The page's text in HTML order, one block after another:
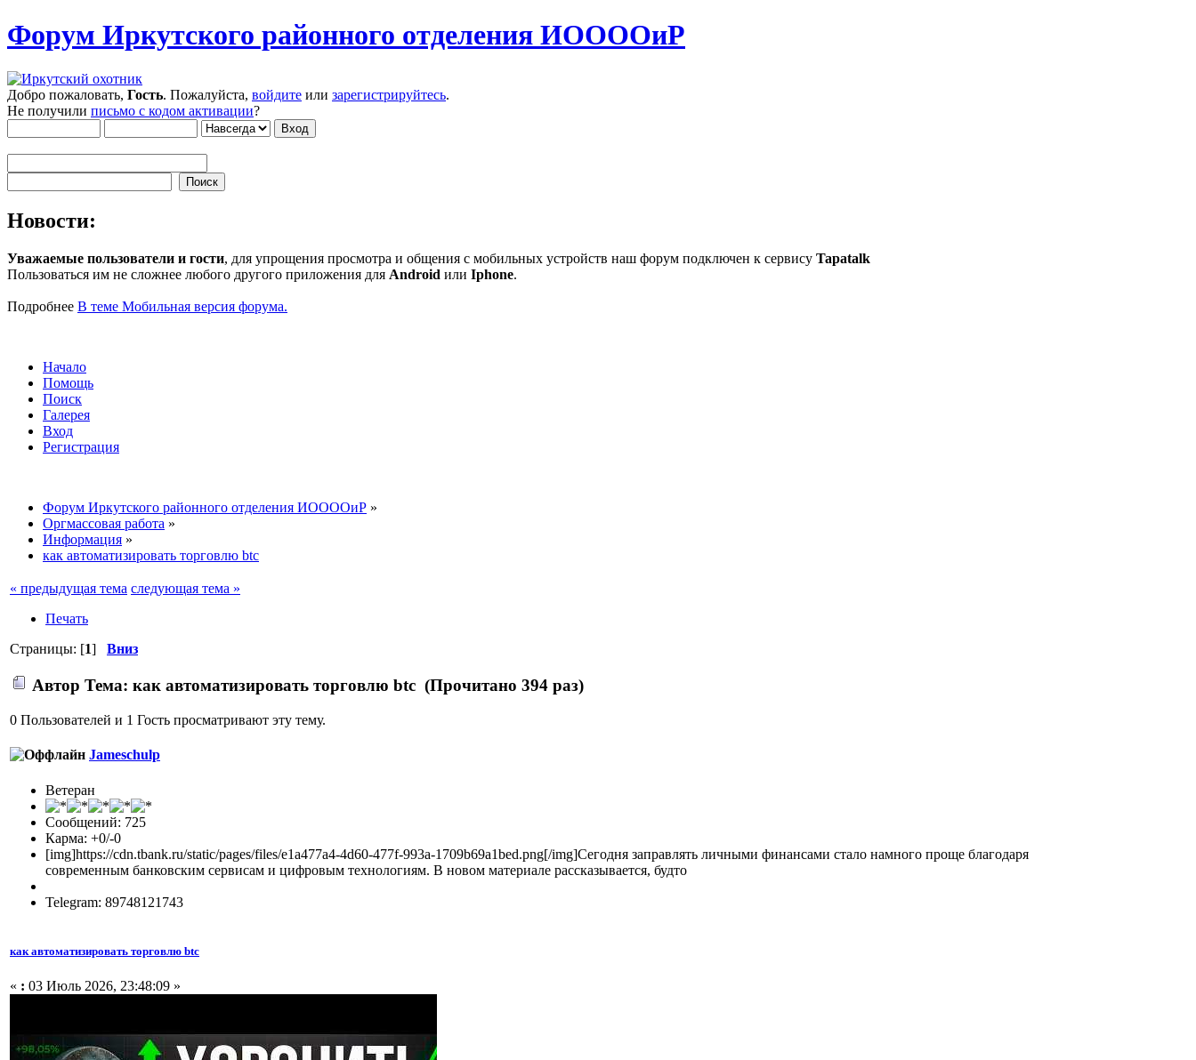
Форум Иркутского районного отделения ИООООиР
Добро пожаловать, Гость. Пожалуйста, войдите или зарегистрируйтесь.
Не получили письмо с кодом активации?
Новости:
Уважаемые пользователи и гости, для упрощения просмотра и общения с мобильных устройств наш форум подключен к сервису Tapatalk
Пользоваться им не сложнее любого другого приложения для Android или Iphone.
Подробнее В теме Мобильная версия форума.
Начало
Помощь
Поиск
Галерея
Вход
Регистрация
Форум Иркутского районного отделения ИООООиР »
Оргмассовая работа »
Информация »
как автоматизировать торговлю btc
« предыдущая тема следующая тема »
Печать
Страницы: [1] Вниз
Автор Тема: как автоматизировать торговлю btc (Прочитано 394 раз)
0 Пользователей и 1 Гость просматривают эту тему.
Jameschulp
Ветеран
Сообщений: 725
Карма: +0/-0
[img]https://cdn.tbank.ru/static/pages/files/e1a477a4-4d60-477f-993a-1709b69a1bed.png[/img]Сегодня заправлять личными финансами стало намного проще благодаря
современным банковским сервисам и цифровым технологиям. В новом материале рассказывается, будто
Telegram: 89748121743
как автоматизировать торговлю btc
« : 03 Июль 2026, 23:48:09 »